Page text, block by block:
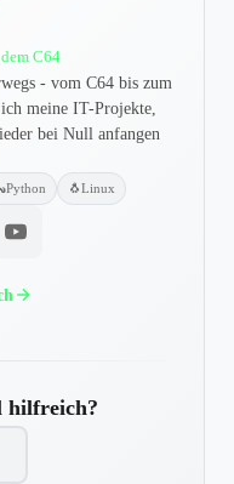
C64
- vom C64 bis zum
meine IT-Projekte,
bei Null anfangen
Python 🐧Linux
hilfreich?